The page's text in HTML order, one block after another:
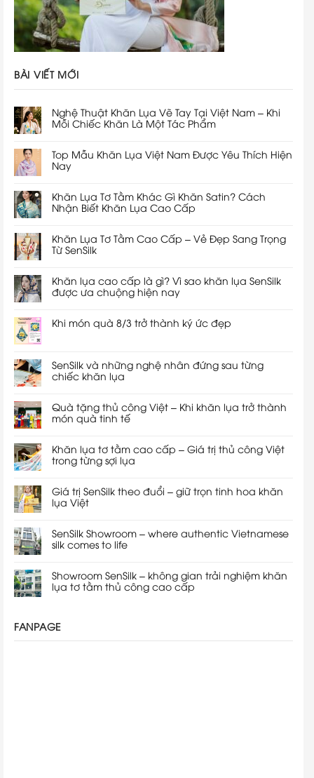
BÀI VIẾT MỚI
Nghệ Thuật Khăn Lụa Vẽ Tay Tại Việt Nam – Khi
Mỗi Chiếc Khăn Là Một Tác Phẩm
Top Mẫu Khăn Lụa Việt Nam Được Yêu Thích Hiện
Nay
Khăn Lụa Tơ Tằm Khác Gì Khăn Satin? Cách
Nhận Biết Khăn Lụa Cao Cấp
Khăn Lụa Tơ Tằm Cao Cấp – Vẻ Đẹp Sang Trọng
Từ SenSilk
Khăn lụa cao cấp là gì? Vì sao khăn lụa SenSilk
được ưa chuộng hiện nay
Khi món quà 8/3 trở thành ký ức đẹp
SenSilk và những nghệ nhân đứng sau từng
chiếc khăn lụa
Quà tặng thủ công Việt – Khi khăn lụa trở thành
món quà tinh tế
Khăn lụa tơ tằm cao cấp – Giá trị thủ công Việt
trong từng sợi lụa
Giá trị SenSilk theo đuổi – giữ trọn tinh hoa khăn
lụa Việt
SenSilk Showroom – where authentic Vietnamese
silk comes to life
Showroom SenSilk – không gian trải nghiệm khăn
lụa tơ tằm thủ công cao cấp
FANPAGE